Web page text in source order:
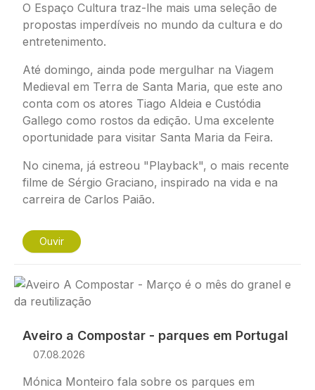
O Espaço Cultura traz-lhe mais uma seleção de
propostas imperdíveis no mundo da cultura e do
entretenimento.
Até domingo, ainda pode mergulhar na Viagem
Medieval em Terra de Santa Maria, que este ano
conta com os atores Tiago Aldeia e Custódia
Gallego como rostos da edição. Uma excelente
oportunidade para visitar Santa Maria da Feira.
No cinema, já estreou "Playback", o mais recente
filme de Sérgio Graciano, inspirado na vida e na
carreira de Carlos Paião.
Ouvir
Imagem
Aveiro a Compostar - parques em Portugal
07.08.2026
Mónica Monteiro fala sobre os parques em